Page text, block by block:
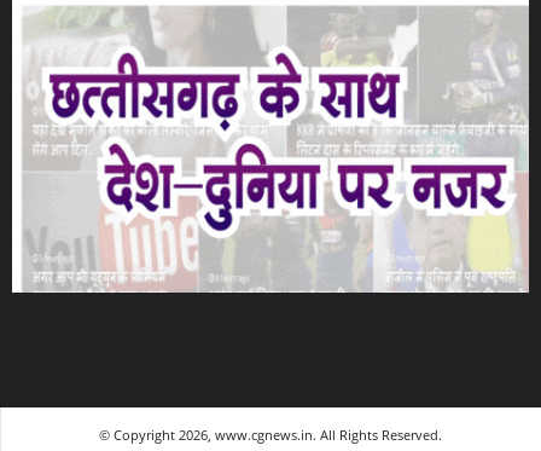
© Copyright 2026, www.cgnews.in. All Rights Reserved.